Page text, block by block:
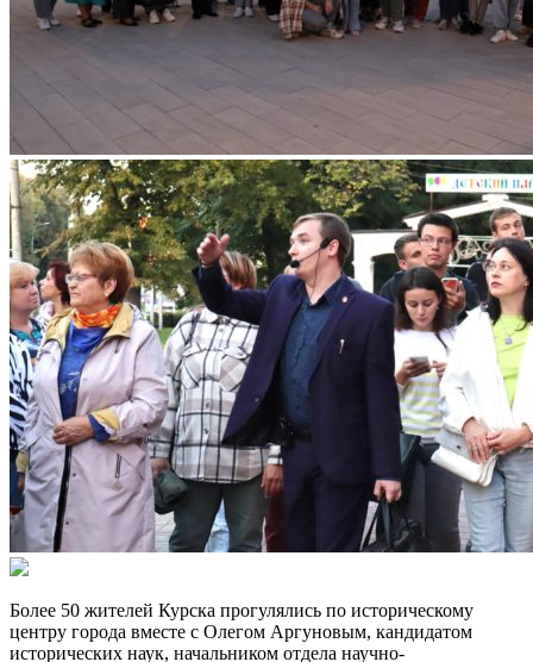
Более 50 жителей Курска прогулялись по историческому
центру города вместе с Олегом Аргуновым, кандидатом
исторических наук, начальником отдела научно-